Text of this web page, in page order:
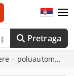
Pretraga
–